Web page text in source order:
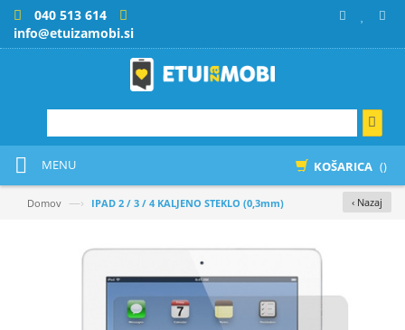
040 513 614
info@etuizamobi.si
KOŠARICA ()
MENU
‹ Nazaj
Domov —› IPAD 2 / 3 / 4 KALJENO STEKLO (0,3mm)